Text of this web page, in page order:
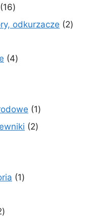
1616
produktów
odkurzacze 22
44
11
22
11
2